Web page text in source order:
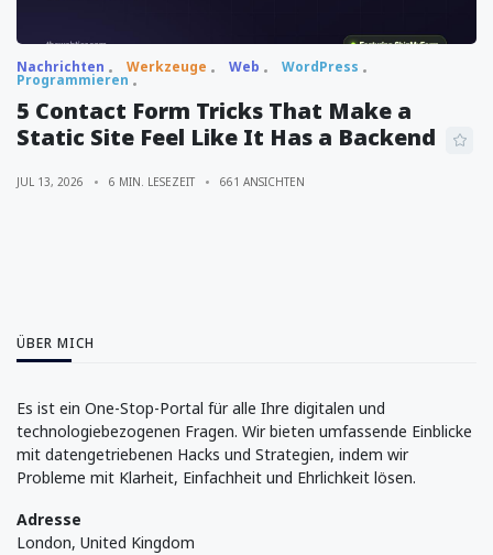
Nachrichten Werkzeuge Web WordPress
Programmieren
5 Contact Form Tricks That Make a
Static Site Feel Like It Has a Backend
JUL 13, 2026 6 MIN. LESEZEIT 661 ANSICHTEN
ÜBER MICH
Es ist ein One-Stop-Portal für alle Ihre digitalen und
technologiebezogenen Fragen. Wir bieten umfassende Einblicke
mit datengetriebenen Hacks und Strategien, indem wir
Probleme mit Klarheit, Einfachheit und Ehrlichkeit lösen.
Adresse
London, United Kingdom